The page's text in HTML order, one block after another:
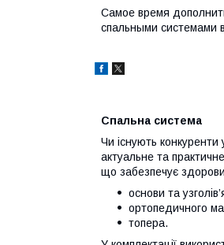
Самое время
спальными системами
Спальна система
Чи існують
актуальне та
що забезпечує
основи та
ортопедичного
топера.